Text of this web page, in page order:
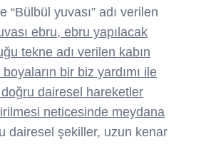
“Bülbül yuvası” adı verilen
ebru, ebru yapılacak
tekne adı verilen kabın
bir biz yardımı ile
dairesel hareketler
neticesinde meydana
dairesel şekiller, uzun kenar